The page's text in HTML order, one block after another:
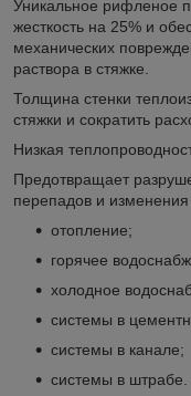
Уникальное рифленое
жесткость на 25% и
механических
раствора в стяжке.
Толщина стенки
стяжки и сократить
Низкая
Предотвращает
перепадов и
отопление;
горячее
холодное
системы в
системы в канале;
системы в штрабе.